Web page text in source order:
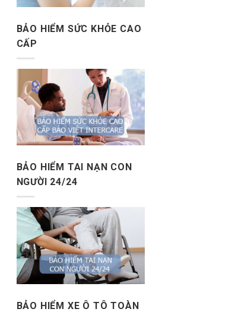
BẢO HIỂM SỨC KHỎE CAO
CẤP
BẢO HIỂM TAI NẠN CON
NGƯỜI 24/24
BẢO HIỂM XE Ô TÔ TOÀN